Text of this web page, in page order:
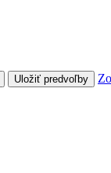
Uložiť predvoľby